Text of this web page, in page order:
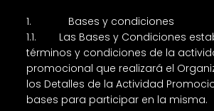
1. Bases y condiciones
1.1. Las Bases y Condiciones
términos y condiciones de la
promocional que realizará el
los Detalles de la Actividad
bases para participar en la misma.